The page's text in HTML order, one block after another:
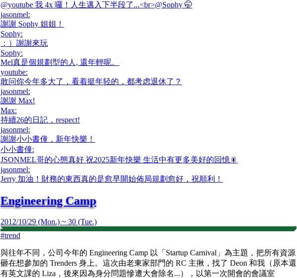
@youtube 我 4x 囉！人生邁入下半段了...<br>@Sophy 🤭
jasonmel:
謝謝 Sophy 姐姐！
Sophy:
：）謝謝來玩
Sophy:
Mel真是個規劃型的人, 還年輕呢。
youtube:
敢问你今年多大了，看着挺年轻的，都考虑退休了？
jasonmel:
謝謝 Max!
Max:
持續26的日記，respect!
jasonmel:
謝謝小小書僮，新年快樂！
小小書僮:
JSONMEL哥的心態真好 祝2025新年快樂 生活中有更多美好的回憶🎇
jasonmel:
Jerry 加油！財務的東西真的是愈早開始佈局規劃愈好，祝順利！
Engineering Camp
2012/10/29 (Mon.) ~ 30 (Tue.)
#trend
與往年不同，公司今年的 Engineering Camp 以「Startup Carnival」為主題，把所有資源
砸在想參加的 Trenders 身上。這次由老東家部門的 RC 主揪，找了 Deon 和我（原本還
有英文課的 Liza，後來因為身分問題慘遭大會除名...），以第一次開會的會議室